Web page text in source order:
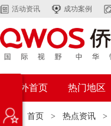
活动资讯 成功案例
侨外首页 热门地区
位置： 首页 > 热点资讯 >